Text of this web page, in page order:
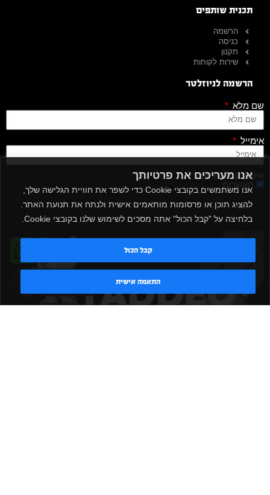
אנו מעריכים את פרטיותך
אנו משתמשים בקובצי Cookie כדי לשפר את חוויית הגלישה שלך,
להציג תוכן או פרסומות מותאמים אישית ולנתח את תנועת האתר.
בלחיצה על "קבל הכול" אתה מסכים לשימוש שלנו בקובצי Cookie.
התאמה אישית
קבל הכול
תכנית שותפים
הרשמה
כניסה
תקנון
שירות לקוחות
הרשמה לניוזלטר
שם מלא
אימייל
אישור קבלת דיוור
מאשר/ת
שלח